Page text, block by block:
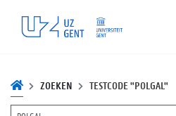
ZOEKEN TESTCODE "POLGAL"